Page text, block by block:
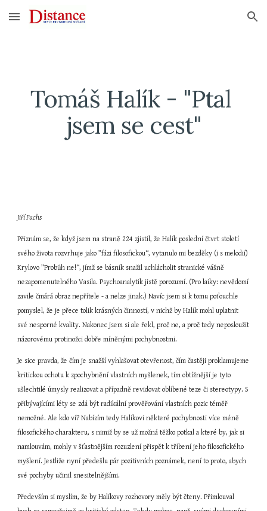
Skip to main content Skip to navigation
Tomáš Halík - "Ptal
jsem se cest"
Jiří Fuchs
Přiznám se, že když jsem na straně 224 zjistil, že Halík poslední čtvrt století
svého života rozvrhuje jako ”fázi filosofickou“, vytanulo mi bezděky (i s melodií)
Krylovo ”Probůh ne!“, jímž se básník snažil uchlácholit stranické vášně
nezapomenutelného Vasila. Psychoanalytik jistě porozumí. (Pro laiky: nevědomí
zavile čmárá obraz nepřítele - a nelze jinak.) Navíc jsem si k tomu poťouchle
pomyslel, že je přece tolik krásných činností, v nichž by Halík mohl uplatnit
své nesporné kvality. Nakonec jsem si ale řekl, proč ne, a proč tedy neposloužit
názorovému protinožci dobře míněnými pochybnostmi.
Je sice pravda, že čím je snažší vyhlašovat otevřenost, čím častěji proklamujeme
kritickou ochotu k zpochybnění vlastních myšlenek, tím obtížnější je tyto
ušlechtilé úmysly realizovat a případně revidovat oblíbené teze či stereotypy. S
přibývajícími léty se zdá být radikální prověřování vlastních pozic téměř
nemožné. Ale kdo ví? Nabízím tedy Halíkovi některé pochybnosti více méně
filosofického charakteru, s nimiž by se už možná těžko potkal a které by, jak si
namlouvám, mohly v šťastnějším rozuzlení přispět k tříbení jeho filosofického
myšlení. Jestliže nyní předešlu pár pozitivních poznámek, není to proto, abych
své pochyby učinil snesitelnějšími.
Především si myslím, že by Halíkovy rozhovory měly být čteny. Přimlouval